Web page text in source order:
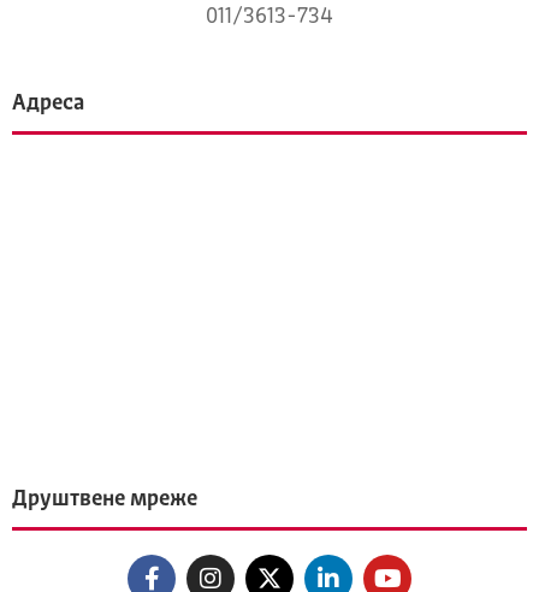
011/3613-734
Адреса
Друштвене мреже